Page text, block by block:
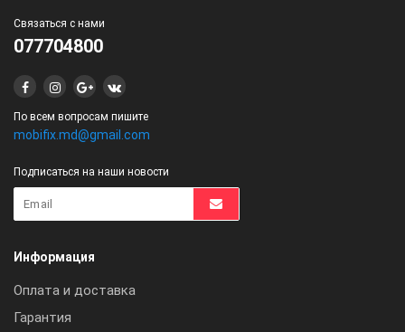
Связаться с нами
077704800
По всем вопросам пишите
mobifix.md@gmail.com
Подписаться на наши новости
Информация
Оплата и доставка
Гарантия